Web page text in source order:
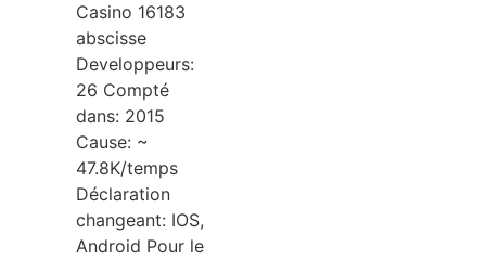
Casino 16183
abscisse
Developpeurs:
26 Compté
dans: 2015
Cause: ~
47.8K/temps
Déclaration
changeant: IOS,
Android Pour le